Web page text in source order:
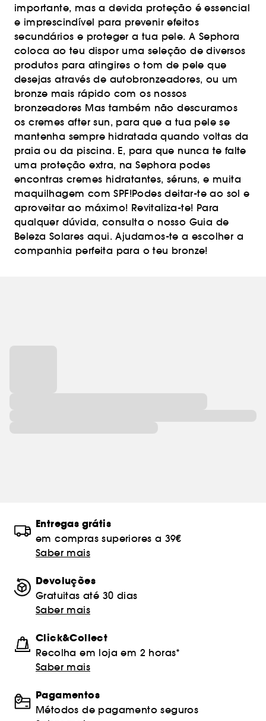
importante, mas a devida proteção é essencial
e imprescindível para prevenir efeitos
secundários e proteger a tua pele. A Sephora
coloca ao teu dispor uma seleção de diversos
produtos para atingires o tom de pele que
desejas através de autobronzeadores, ou um
bronze mais rápido com os nossos
bronzeadores Mas também não descuramos
os cremes after sun, para que a tua pele se
mantenha sempre hidratada quando voltas da
praia ou da piscina. E, para que nunca te falte
uma proteção extra, na Sephora podes
encontras cremes hidratantes, séruns, e muita
maquilhagem com SPF!Podes deitar-te ao sol e
aproveitar ao máximo! Revitaliza-te! Para
qualquer dúvida, consulta o nosso Guia de
Beleza Solares aqui. Ajudamos-te a escolher a
companhia perfeita para o teu bronze!
Entregas grátis
em compras superiores a 39€
Saber mais
Devoluções
Gratuitas até 30 dias
Saber mais
Click&Collect
Recolha em loja em 2 horas*
Saber mais
Pagamentos
Métodos de pagamento seguros